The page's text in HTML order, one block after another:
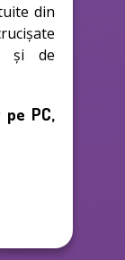
din
și de
PC,